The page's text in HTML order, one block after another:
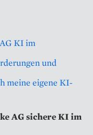
KI im
und
meine eigene KI-
AG sichere KI im